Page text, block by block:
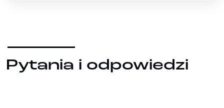
Pytania i odpowiedzi